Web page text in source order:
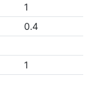
1
0.4
1